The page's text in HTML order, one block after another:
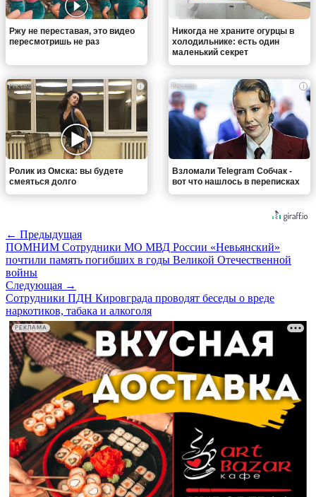
Ржу не переставая, это видео
пересмотришь не раз
Никогда не храните огурцы в
холодильнике: есть один
маленький секрет
i
Ролик из Омска: вы будете
смеяться долго
i
Взломали Telegram Собчак -
вот что нашлось в переписках
← Предыдущая
ПОМНИМ Сотрудники МО МВД России «Невьянский»
почтили память погибших в годы Великой Отечественной
войны
Следующая →
Сотрудники ПДН Кировграда проводят беседы о вреде
наркотиков, табака и алкоголя
РЕКЛАМА